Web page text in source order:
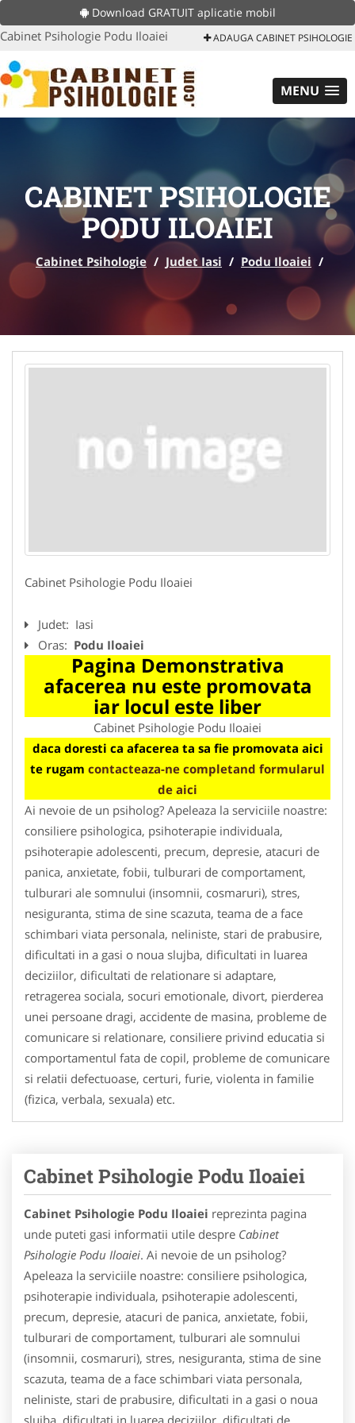
Download GRATUIT aplicatie mobil
Cabinet Psihologie Podu Iloaiei ADAUGA CABINET PSIHOLOGIE
MENU
CABINET PSIHOLOGIE
PODU ILOAIEI
Cabinet Psihologie / Judet Iasi / Podu Iloaiei /
Cabinet Psihologie Podu Iloaiei
Judet: Iasi
Oras: Podu Iloaiei
Pagina Demonstrativa
afacerea nu este promovata
iar locul este liber
Cabinet Psihologie Podu Iloaiei
daca doresti ca afacerea ta sa fie promovata aici
te rugam contacteaza-ne completand formularul
de aici
Ai nevoie de un psiholog? Apeleaza la serviciile noastre:
consiliere psihologica, psihoterapie individuala,
psihoterapie adolescenti, precum, depresie, atacuri de
panica, anxietate, fobii, tulburari de comportament,
tulburari ale somnului (insomnii, cosmaruri), stres,
nesiguranta, stima de sine scazuta, teama de a face
schimbari viata personala, neliniste, stari de prabusire,
dificultati in a gasi o noua slujba, dificultati in luarea
deciziilor, dificultati de relationare si adaptare,
retragerea sociala, socuri emotionale, divort, pierderea
unei persoane dragi, accidente de masina, probleme de
comunicare si relationare, consiliere privind educatia si
comportamentul fata de copil, probleme de comunicare
si relatii defectuoase, certuri, furie, violenta in familie
(fizica, verbala, sexuala) etc.
Cabinet Psihologie Podu Iloaiei
Cabinet Psihologie Podu Iloaiei reprezinta pagina
unde puteti gasi informatii utile despre Cabinet
Psihologie Podu Iloaiei. Ai nevoie de un psiholog?
Apeleaza la serviciile noastre: consiliere psihologica,
psihoterapie individuala, psihoterapie adolescenti,
precum, depresie, atacuri de panica, anxietate, fobii,
tulburari de comportament, tulburari ale somnului
(insomnii, cosmaruri), stres, nesiguranta, stima de sine
scazuta, teama de a face schimbari viata personala,
neliniste, stari de prabusire, dificultati in a gasi o noua
slujba, dificultati in luarea deciziilor, dificultati de